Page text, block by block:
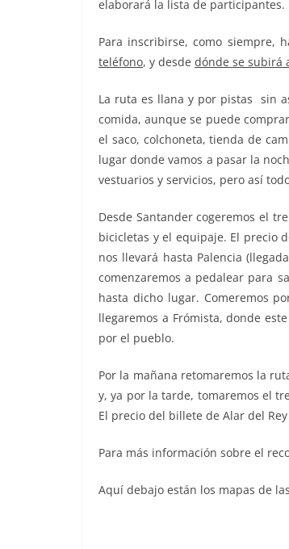
elaborará la lista de participantes.
Para inscribirse, como siempre,
teléfono, y desde dónde se subirá
La ruta es llana y por pistas sin
comida, aunque se puede
el saco, colchoneta, tienda de
lugar donde vamos a pasar la
vestuarios y servicios, pero así
Desde Santander cogeremos el
bicicletas y el equipaje. El precio
nos llevará hasta Palencia
comenzaremos a pedalear para
hasta dicho lugar. Comeremos
llegaremos a Frómista, donde
por el pueblo.
Por la mañana retomaremos la
y, ya por la tarde, tomaremos el
El precio del billete de Alar del
Para más información sobre el
Aquí debajo están los mapas de